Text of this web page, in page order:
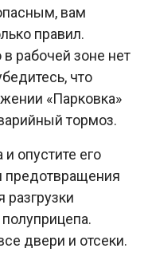
вам
правил.
рабочей зоне нет
что
«Парковка»
тормоз.
опустите его
предотвращения
полуприцепа.
двери и отсеки.